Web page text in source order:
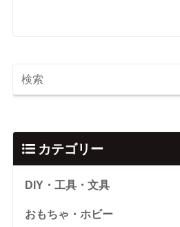
カテゴリー
DIY・工具・文具
おもちゃ・ホビー